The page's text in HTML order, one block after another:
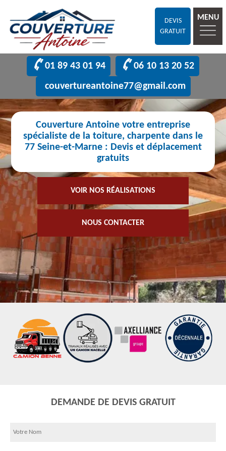
DEVIS
GRATUIT
MENU
01 89 43 01 94
06 10 13 20 52
couvertureantoine77@gmail.com
Couverture Antoine votre entreprise
spécialiste de la toiture, charpente dans le
77 Seine-et-Marne : Devis et déplacement
gratuits
VOIR NOS RÉALISATIONS
NOUS CONTACTER
DEMANDE DE DEVIS GRATUIT